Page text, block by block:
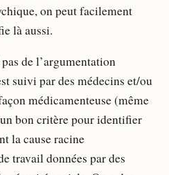
on peut facilement
là aussi.
de l’argumentation
suivi par des médecins et/ou
médicamenteuse (même
bon critère pour identifier
la cause racine
travail données par des